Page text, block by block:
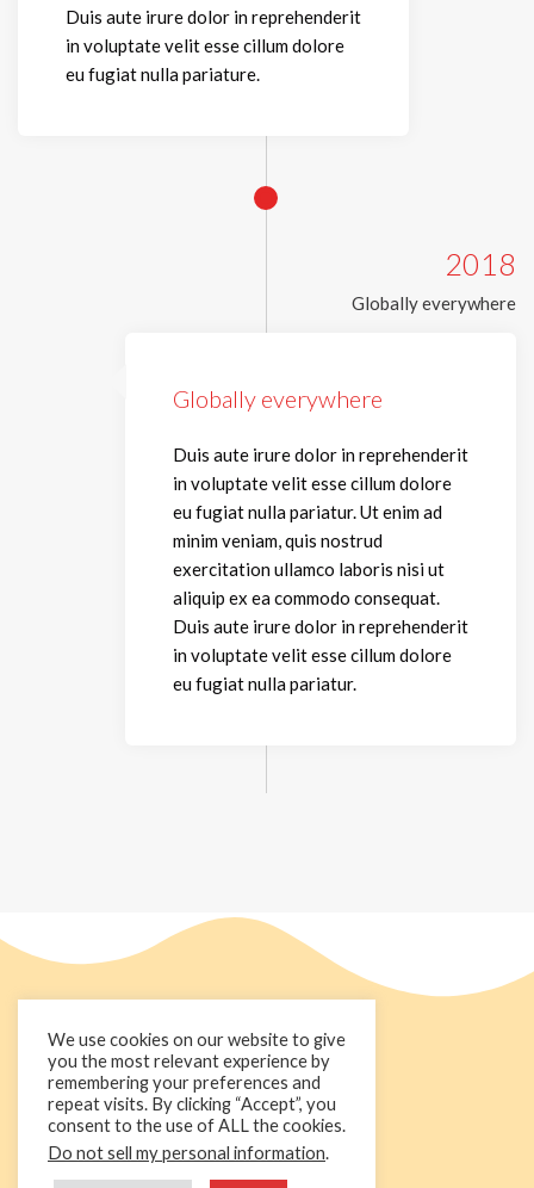
Duis aute irure dolor in reprehenderit
in voluptate velit esse cillum dolore
eu fugiat nulla pariature.
2018
Globally everywhere
Globally everywhere
Duis aute irure dolor in reprehenderit
in voluptate velit esse cillum dolore
eu fugiat nulla pariatur. Ut enim ad
minim veniam, quis nostrud
exercitation ullamco laboris nisi ut
aliquip ex ea commodo consequat.
Duis aute irure dolor in reprehenderit
in voluptate velit esse cillum dolore
eu fugiat nulla pariatur.
+44 1236 781000
We use cookies on our website to give
you the most relevant experience by
remembering your preferences and
repeat visits. By clicking “Accept”, you
consent to the use of ALL the cookies.
Do not sell my personal information.